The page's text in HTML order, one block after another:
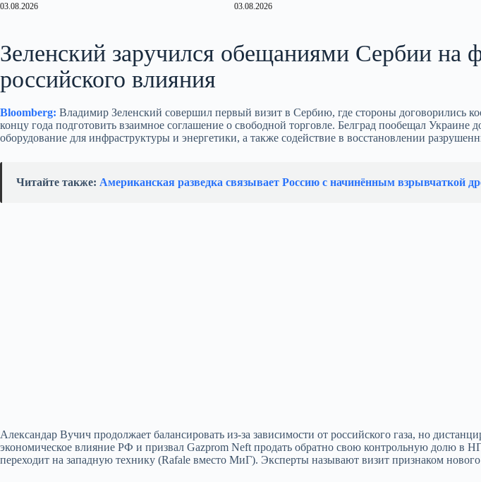
03.08.2026 03.08.2026
Зеленский заручился обещаниями Сербии на
российского влияния
Bloomberg: Владимир Зеленский совершил первый визит в Сербию, где стороны договорились
концу года подготовить взаимное соглашение о свободной торговле. Белград пообещал
оборудование для инфраструктуры и энергетики, а также содействие в восстановлении
Читайте также: Американская разведка связывает Россию с начинённым взрывчаткой
Александар Вучич продолжает балансировать из‑за зависимости от российского газа, но
экономическое влияние РФ и призвал Gazprom Neft продать обратно свою контрольную долю в
переходит на западную технику (Rafale вместо МиГ). Эксперты называют визит признаком